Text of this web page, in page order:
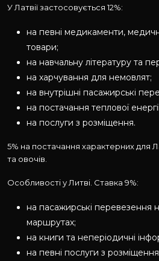
У Латвії застосовується 12%:
на певні медикаменти,
товари;
на навчальну літературу та
на харчування для немовлят;
на внутрішні пасажирські
на постачання теплової
на послуги з розміщення.
5% на постачання характерних для
та овочів.
Особливості у Литві. Ставка 9%:
на пасажирські перевезення
маршрутах;
на книги та неперіодичні
на певні послуги з